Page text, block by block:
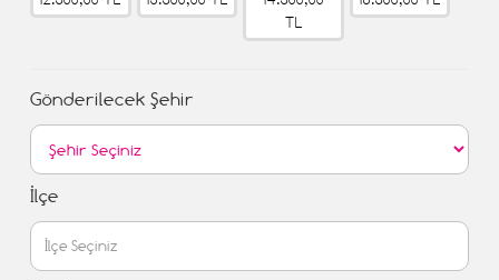
TL
Gönderilecek Şehir
İlçe